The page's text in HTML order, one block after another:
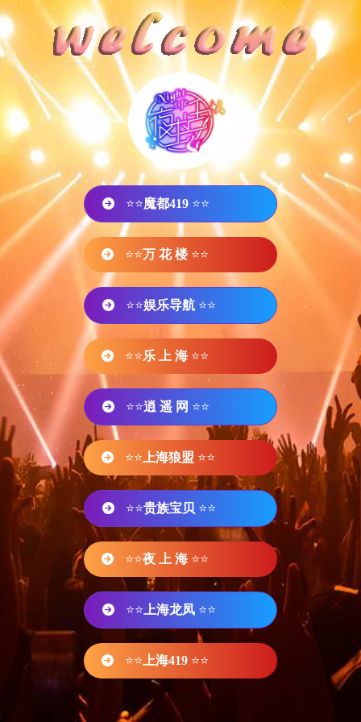
⭐⭐魔都419 ⭐⭐
⭐⭐万 花 楼 ⭐⭐
⭐⭐娱乐导航 ⭐⭐
⭐⭐乐 上 海 ⭐⭐
⭐⭐逍 遥 网 ⭐⭐
⭐⭐ 上海狼盟 ⭐⭐
⭐⭐贵族宝贝 ⭐⭐
⭐⭐夜 上 海 ⭐⭐
⭐⭐ 上海龙凤 ⭐⭐
⭐⭐ 上海419 ⭐⭐